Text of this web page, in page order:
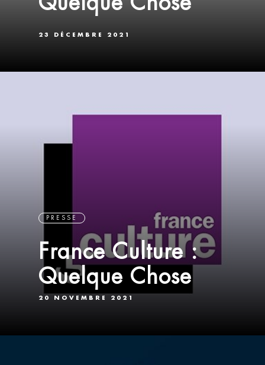
23 DÉCEMBRE 2021
PRESSE
France Culture :
Quelque Chose
20 NOVEMBRE 2021